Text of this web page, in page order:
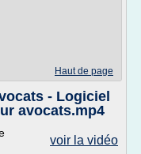
Haut de page
- Logiciel
avocats.mp4
voir la vidéo